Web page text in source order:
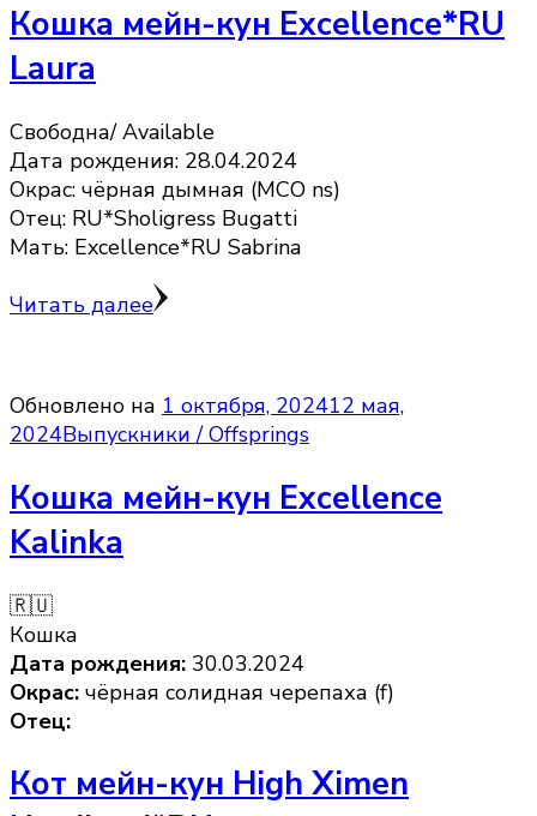
Кошка мейн-кун Excellence*RU
Laura
Свободна/ Available
Дата рождения: 28.04.2024
Окрас: чёрная дымная (MCO ns)
Отец: RU*Sholigress Bugatti
Мать: Excellence*RU Sabrina
Читать далее
Обновлено на 1 октября, 202412 мая,
2024Выпускники / Offsprings
Кошка мейн-кун Excellence
Kalinka
🇷🇺
Кошка
Дата рождения: 30.03.2024
Окрас: чёрная солидная черепаха (f)
Отец:
Кот мейн-кун High Ximen